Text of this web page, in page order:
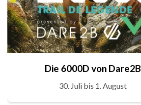
Die 6000D von Dare2B
30. Juli bis 1. August